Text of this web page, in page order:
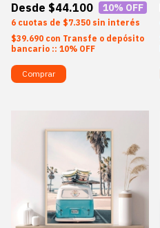
$44.100 10% OFF
6 $7.350 sin interés
$39.690 con Transfe o depósito
bancario :: 10% OFF
Comprar